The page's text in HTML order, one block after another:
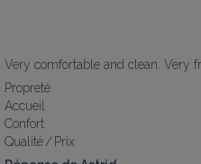
Very comfortable and clean. Very
Propreté
Accueil
Confort
Qualité / Prix